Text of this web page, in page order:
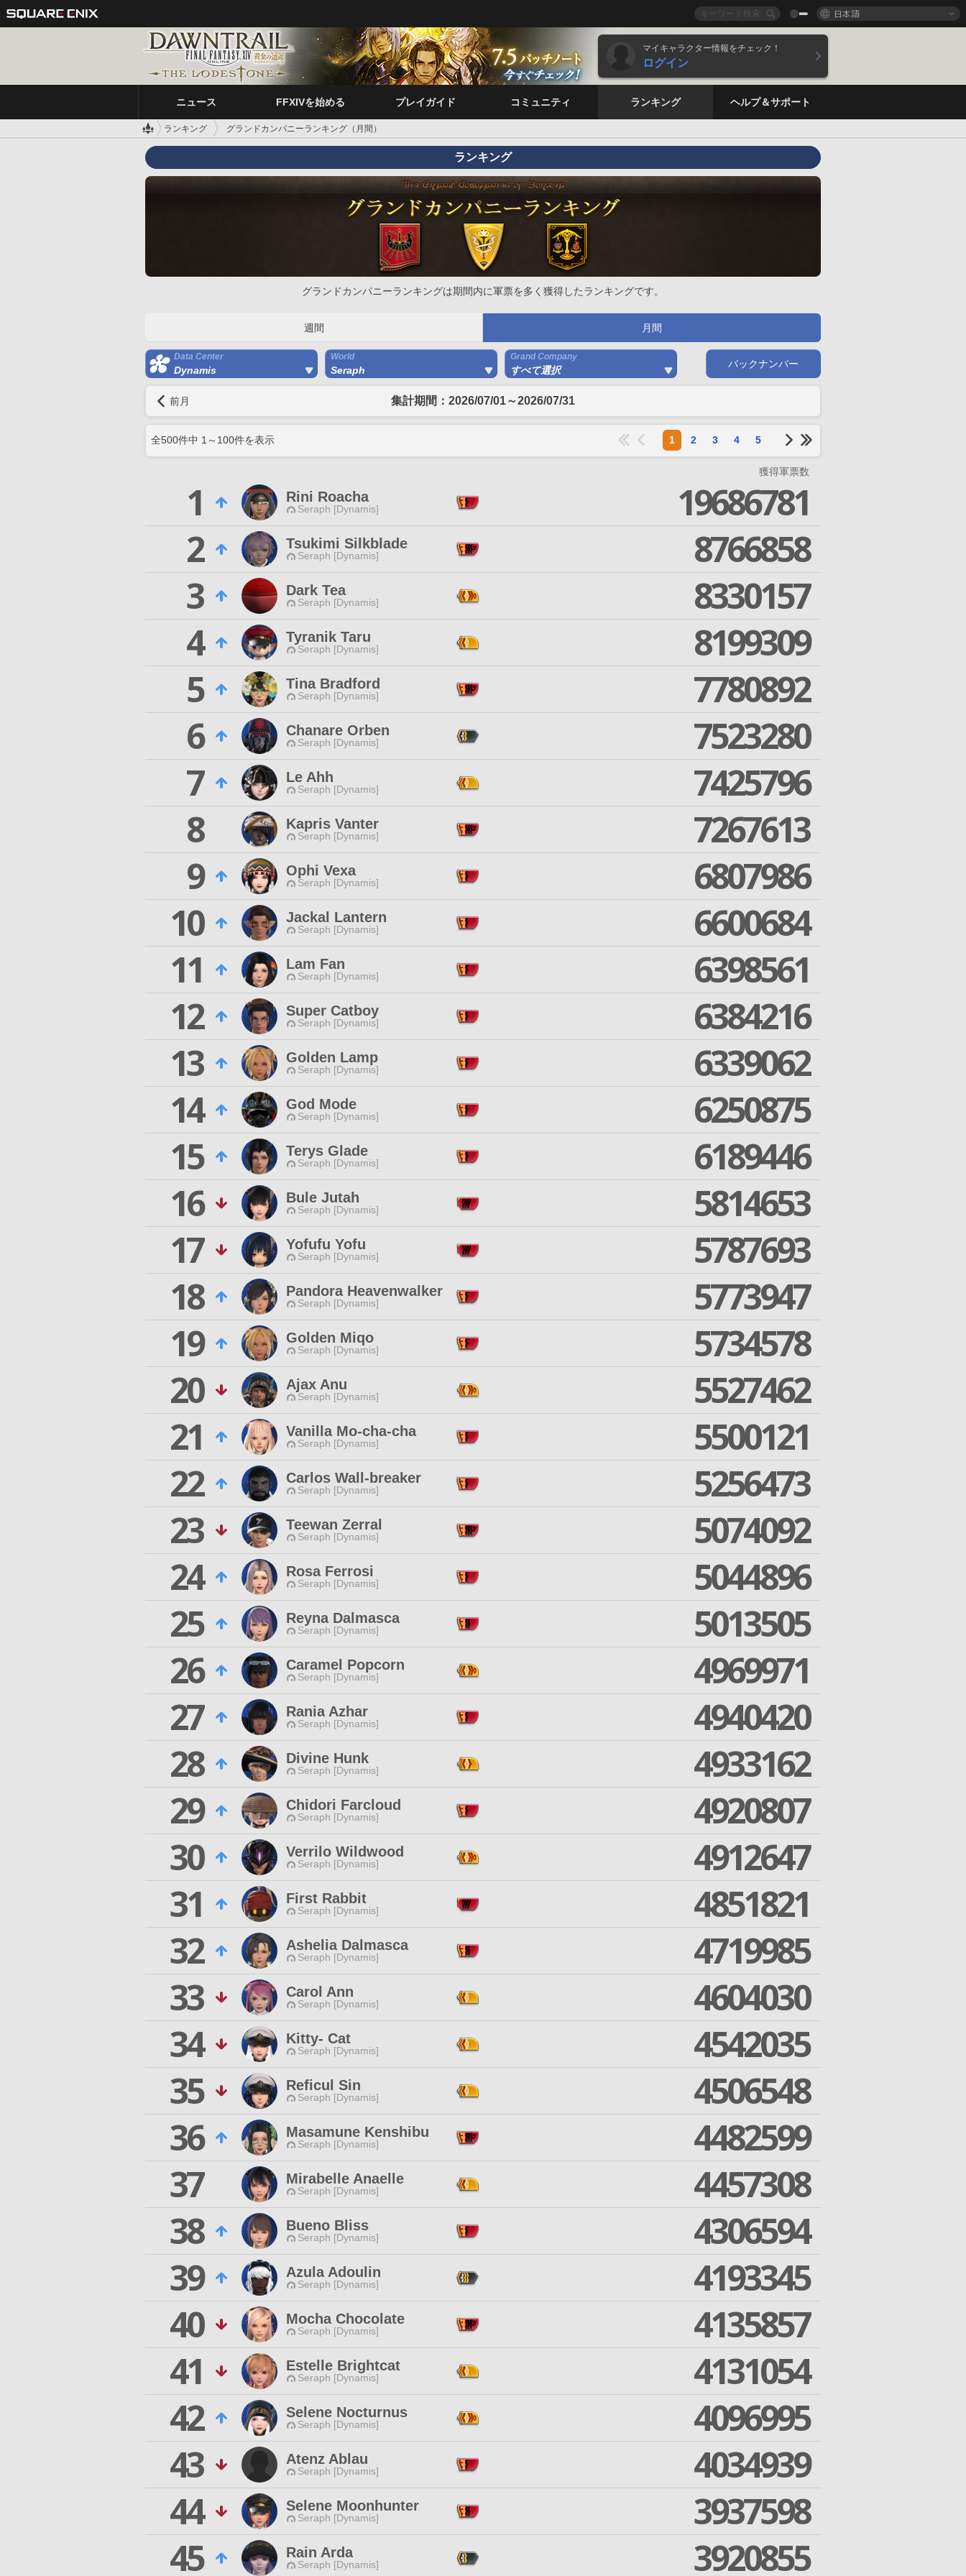
日本語
マイキャラクター情報をチェック！
ログイン
ニュース FFXIVを始める プレイガイド コミュニティ ランキング ヘルプ＆サポート
ランキング グランドカンパニーランキング（月間）
ランキング
グランドカンパニーランキングは期間内に軍票を多く獲得したランキングです。
週間 月間
Data Center
Dynamis
World
Seraph
Grand Company
すべて選択
バックナンバー
前月 集計期間：2026/07/01～2026/07/31
全500件中 1 ～ 100件を表示 1 2 3 4 5
獲得軍票数
1 Rini Roacha
Seraph [Dynamis]
19686781
2
Tsukimi Silkblade
Seraph [Dynamis]
8766858
3
Dark Tea
Seraph [Dynamis]
8330157
4
Tyranik Taru
Seraph [Dynamis]
8199309
5
Tina Bradford
Seraph [Dynamis]
7780892
6
Chanare Orben
Seraph [Dynamis]
7523280
7
Le Ahh
Seraph [Dynamis]
7425796
8
Kapris Vanter
Seraph [Dynamis]
7267613
9
Ophi Vexa
Seraph [Dynamis]
6807986
10
Jackal Lantern
Seraph [Dynamis]
6600684
11
Lam Fan
Seraph [Dynamis]
6398561
12
Super Catboy
Seraph [Dynamis]
6384216
13
Golden Lamp
Seraph [Dynamis]
6339062
14
God Mode
Seraph [Dynamis]
6250875
15
Terys Glade
Seraph [Dynamis]
6189446
16
Bule Jutah
Seraph [Dynamis]
5814653
17
Yofufu Yofu
Seraph [Dynamis]
5787693
18
Pandora Heavenwalker
Seraph [Dynamis]
5773947
19
Golden Miqo
Seraph [Dynamis]
5734578
20
Ajax Anu
Seraph [Dynamis]
5527462
21
Vanilla Mo-cha-cha
Seraph [Dynamis]
5500121
22
Carlos Wall-breaker
Seraph [Dynamis]
5256473
23
Teewan Zerral
Seraph [Dynamis]
5074092
24
Rosa Ferrosi
Seraph [Dynamis]
5044896
25
Reyna Dalmasca
Seraph [Dynamis]
5013505
26
Caramel Popcorn
Seraph [Dynamis]
4969971
27
Rania Azhar
Seraph [Dynamis]
4940420
28
Divine Hunk
Seraph [Dynamis]
4933162
29
Chidori Farcloud
Seraph [Dynamis]
4920807
30
Verrilo Wildwood
Seraph [Dynamis]
4912647
31
First Rabbit
Seraph [Dynamis]
4851821
32
Ashelia Dalmasca
Seraph [Dynamis]
4719985
33
Carol Ann
Seraph [Dynamis]
4604030
34
Kitty- Cat
Seraph [Dynamis]
4542035
35
Reficul Sin
Seraph [Dynamis]
4506548
36
Masamune Kenshibu
Seraph [Dynamis]
4482599
37
Mirabelle Anaelle
Seraph [Dynamis]
4457308
38
Bueno Bliss
Seraph [Dynamis]
4306594
39
Azula Adoulin
Seraph [Dynamis]
4193345
40
Mocha Chocolate
Seraph [Dynamis]
4135857
41
Estelle Brightcat
Seraph [Dynamis]
4131054
42
Selene Nocturnus
Seraph [Dynamis]
4096995
43
Atenz Ablau
Seraph [Dynamis]
4034939
44
Selene Moonhunter
Seraph [Dynamis]
3937598
45
Rain Arda
Seraph [Dynamis] 3920855